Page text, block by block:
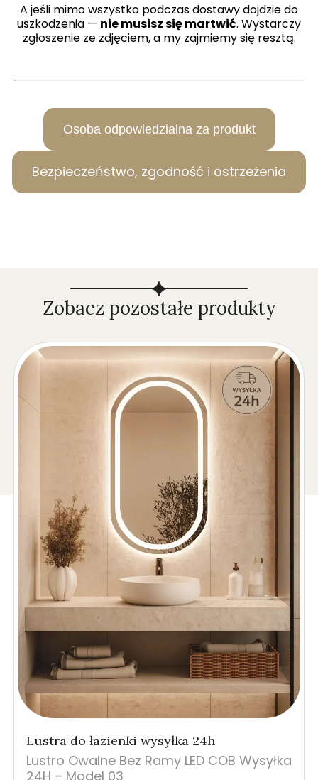
A jeśli mimo wszystko podczas dostawy dojdzie do
uszkodzenia — nie musisz się martwić. Wystarczy
zgłoszenie ze zdjęciem, a my zajmiemy się resztą.
Osoba odpowiedzialna za produkt
Bezpieczeństwo, zgodność i ostrzeżenia
Zobacz pozostałe produkty
Lustra do łazienki wysyłka 24h
Lustro Owalne Bez Ramy LED COB Wysyłka
24H – Model 03